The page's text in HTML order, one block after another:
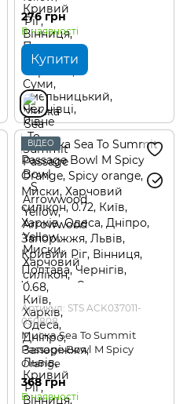
276 грн
В наявності
Купити
ВІДЕО
Артикул: STS ACK037011-
050808
Миска Sea To Summit
Passage Bowl M Spicy
Orange
368 грн
В наявності